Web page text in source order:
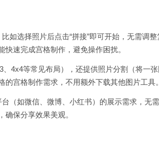
如选择照片后点击“拼接”即可开始，无需调
速完成宫格制作，避免操作困扰。
4x4等常见布局），还提供照片分割（将一
宫格制作需求，不用额外下载其他图片工具。
（如微信、微博、小红书）的展示需求，无
保分享效果美观。